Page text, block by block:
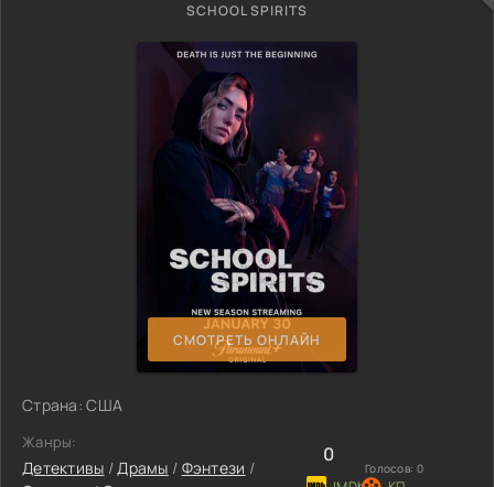
SCHOOL SPIRITS
СМОТРЕТЬ ОНЛАЙН
Страна: США
Жанры:
Детективы /Драмы / Фэнтези /
0
Голосов: 0